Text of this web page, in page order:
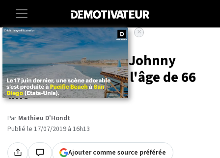
Accueil Societe Culture
Le « Zoulou blanc » Johnny
Clegg s'est éteint à l'âge de 66
ans
Par Mathieu D'Hondt
Publié le 17/07/2019 à 16h13
Ajouter comme source préférée
×